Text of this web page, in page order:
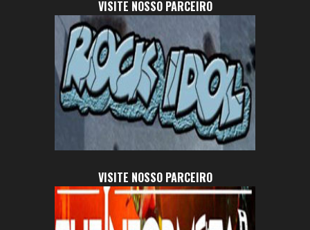
VISITE NOSSO PARCEIRO
VISITE NOSSO PARCEIRO